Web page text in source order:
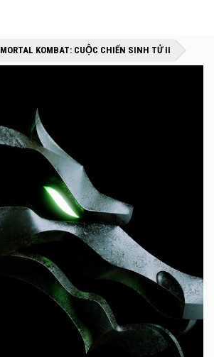
»»
MORTAL KOMBAT: CUỘC CHIẾN SINH TỬ II